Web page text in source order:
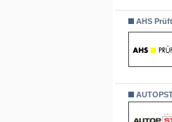
AHS